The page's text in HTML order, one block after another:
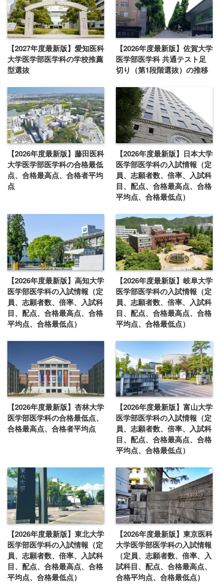
【2027年度最新版】愛知医科
大学医学部医学科の学校推薦
型選抜
【2026年度最新版】佐賀大学
医学部医学科 共通テスト足
切り（第1段階選抜）の推移
【2026年度最新版】藤田医科
大学医学部医学科の合格最低
点、合格最高点、合格者平均
点
【2026年度最新版】日本大学
医学部医学科の入試情報（定
員、志願者数、倍率、入試科
目、配点、合格最高点、合格
平均点、合格最低点）
【2026年度最新版】高知大学
医学部医学科の入試情報（定
員、志願者数、倍率、入試科
目、配点、合格最高点、合格
平均点、合格最低点）
【2026年度最新版】岐阜大学
医学部医学科の入試情報（定
員、志願者数、倍率、入試科
目、配点、合格最高点、合格
平均点、合格最低点）
【2026年度最新版】杏林大学
医学部医学科の合格最低点、
合格最高点、合格者平均点
【2026年度最新版】富山大学
医学部医学科の入試情報（定
員、志願者数、倍率、入試科
目、配点、合格最高点、合格
平均点、合格最低点）
【2026年度最新版】東北大学
医学部医学科の入試情報（定
員、志願者数、倍率、入試科
目、配点、合格最高点、合格
平均点、合格最低点）
【2026年度最新版】東京医科
大学医学部医学科の入試情報
（定員、志願者数、倍率、入
試科目、配点、合格最高点、
合格平均点、合格最低点）